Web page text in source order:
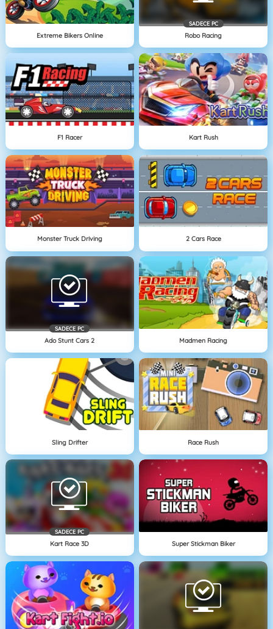
Extreme Bikers Online
SADECE PC
Robo Racing
F1 Racer Kart Rush
Monster Truck Driving 2 Cars Race
SADECE PC
Ado Stunt Cars 2 Madmen Racing
Sling Drifter Race Rush
SADECE PC
Kart Race 3D Super Stickman Biker